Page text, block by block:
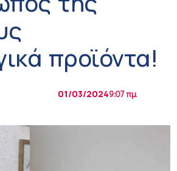
προϊόντα!
01/03/20249:07 πμ